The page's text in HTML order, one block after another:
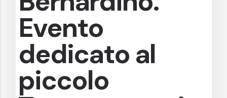
Evento
dedicato al
piccolo